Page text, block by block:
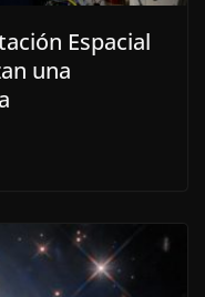
Espacial
una